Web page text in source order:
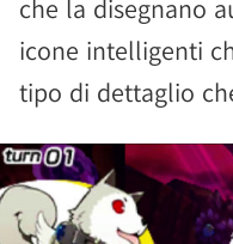
che la disegnano
icone intelligenti
tipo di dettaglio